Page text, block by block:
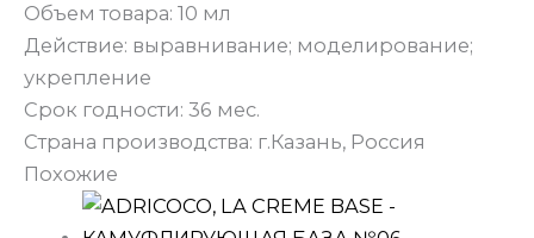
Объем товара: 10 мл
Действие: выравнивание; моделирование;
укрепление
Срок годности: 36 мес.
Страна производства: г.Казань, Россия
Похожие